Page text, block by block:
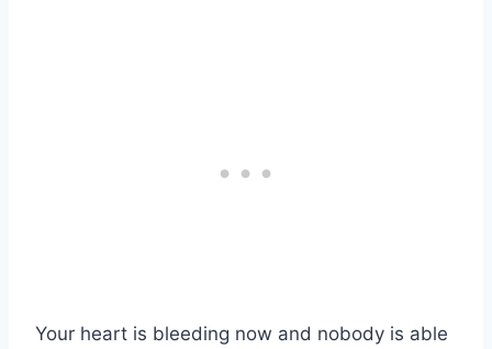
Your heart is bleeding now and nobody is able